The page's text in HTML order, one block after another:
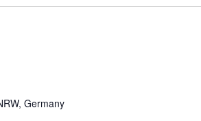
Germany